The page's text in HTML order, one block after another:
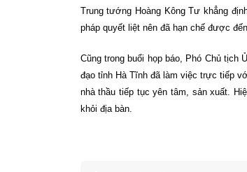
Trung tướng Hoàng Kông Tư khẳng
pháp quyết liệt nên đã hạn chế được
Cũng trong buổi họp báo, Phó Chủ tịch
đạo tỉnh Hà Tĩnh đã làm việc trực tiếp
nhà thầu tiếp tục yên tâm, sản xuất.
khỏi địa bàn.